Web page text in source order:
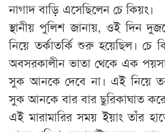
নাগাদ বাড়ি এসেছিলেন চে কিয়ং।
স্থানীয় পুলিশ জানায়, ওই দিন
নিয়ে তর্কাতর্কি শুরু হয়েছিল। চে
অবসরকালীন ভাতা থেকে এক পয়সাও
সুক আনকে দেবে না। এই নিয়ে
সুক আনকে বার বার ছুরিকাঘাত
এই মারামারির সময় ইয়াং তাঁর